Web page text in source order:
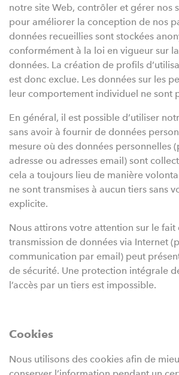
notre site Web, contrôler et gérer nos
pour améliorer la conception de nos
données recueillies sont stockées
conformément à la loi en vigueur sur
données. La création de profils
est donc exclue. Les données sur les
leur comportement individuel ne sont
En général, il est possible d’utiliser
sans avoir à fournir de données
mesure où des données personnelles
adresse ou adresses email) sont
cela a toujours lieu de manière
ne sont transmises à aucun tiers sans
explicite.
Nous attirons votre attention sur le fait
transmission de données via Internet
communication par email) peut
de sécurité. Une protection intégrale
l’accès par un tiers est impossible.
Cookies
Nous utilisons des cookies afin de